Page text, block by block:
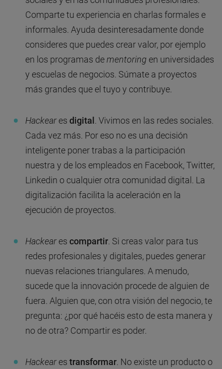
Comparte tu experiencia en charlas formales e
informales. Ayuda desinteresadamente donde
consideres que puedes crear valor, por ejemplo
en los programas dementoring en universidades
y escuelas de negocios. Súmate a proyectos
más grandes que el tuyo y contribuye.
Hackeares digital . Vivimos en las redes sociales.
Cada vez más. Por eso no es una decisión
inteligente poner trabas a la participación
nuestra y de los empleados en Facebook, Twitter,
Linkedin o cualquier otra comunidad digital. La
digitalización facilita la aceleración en la
ejecución de proyectos.
Hackeares compartir . Si creas valor para tus
redes profesionales y digitales, puedes generar
nuevas relaciones triangulares. A menudo,
sucede que la innovación procede de alguien de
fuera. Alguien que, con otra visión del negocio, te
pregunta: ¿por qué hacéis esto de esta manera y
no de otra? Compartir es poder.
Hackeares transformar . No existe un producto o